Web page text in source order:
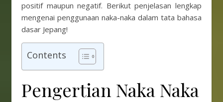
positif maupun negatif. Berikut penjelasan lengkap
mengenai penggunaan naka-naka dalam tata bahasa
dasar Jepang!
Contents
Pengertian Naka Naka